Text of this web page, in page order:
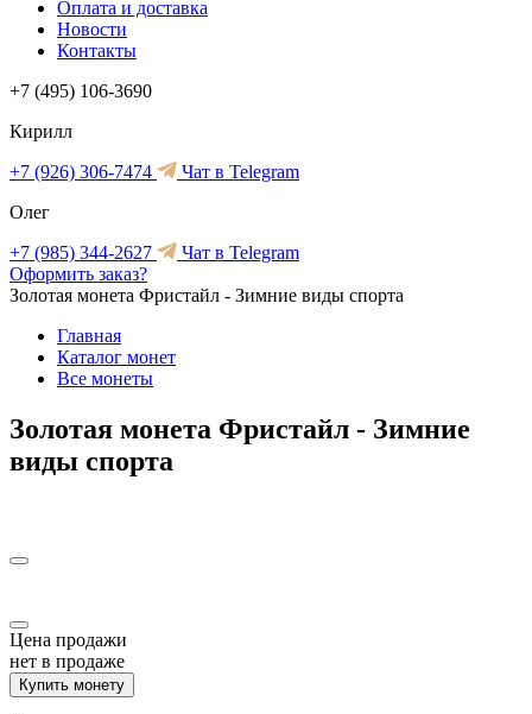
Оплата и доставка
Новости
Контакты
+7 (495) 106-3690
Кирилл
+7 (926) 306-7474
Чат в Telegram
Олег
+7 (985) 344-2627
Чат в Telegram
Оформить заказ?
Золотая монета Фристайл - Зимние виды спорта
Главная
Каталог монет
Все монеты
Золотая монета Фристайл - Зимние
виды спорта
Цена продажи
нет в продаже
Купить монету